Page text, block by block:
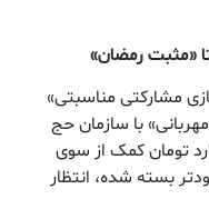
«مثبت رمضان»
مشارکتی مناسبتی»
با سازمان حج
تومان کمک از سوی
بسته شده، انتظار